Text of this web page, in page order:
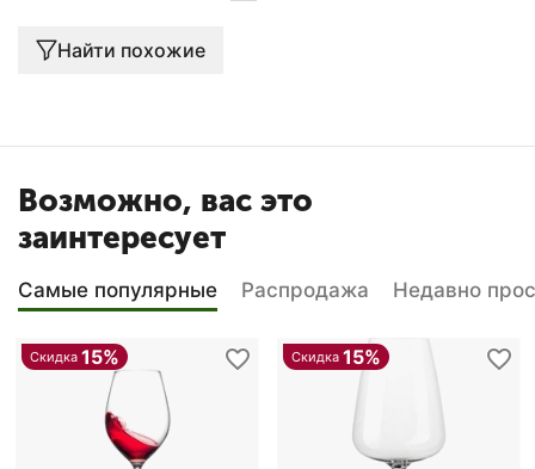
Найти похожие
Возможно, вас это
заинтересует
Самые популярные Распродажа Недавно
Скидка 15% Скидка 15%